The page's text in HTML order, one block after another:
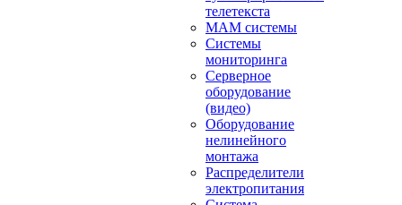
телетекста
MAM системы
Системы
мониторинга
Серверное
оборудование
(видео)
Оборудование
нелинейного
монтажа
Распределители
электропитания